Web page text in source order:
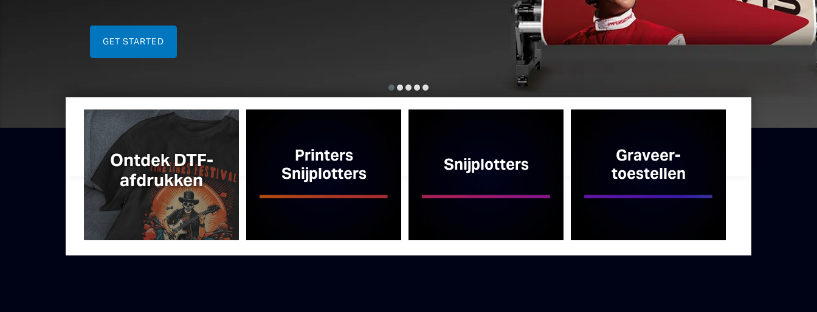
Ontdek DTF-
afdrukken
Printers
Snijplotters
Snijplotters
Graveer­
toestellen